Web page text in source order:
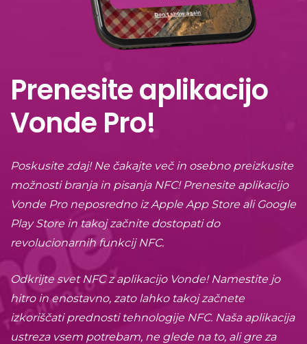
Prenesite aplikacijo
Vonde Pro!
Poskusite zdaj! Ne čakajte več in osebno preizkusite
možnosti branja in pisanja NFC! Prenesite aplikacijo
Vonde Pro neposredno iz Apple App Store ali Google
Play Store in takoj začnite dostopati do
revolucionarnih funkcij NFC.
Odkrijte svet NFC z aplikacijo Vonde! Namestite jo
hitro in enostavno, zato lahko takoj začnete
izkoriščati prednosti tehnologije NFC. Naša aplikacija
ustreza vsem potrebam, ne glede na to, ali gre za